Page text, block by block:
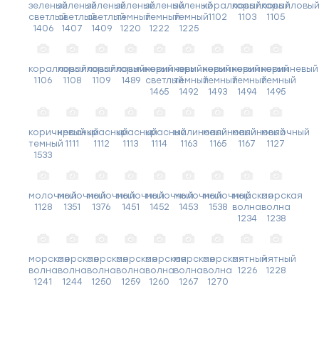
зеленый
светлый
1406
зеленый
светлый
1407
зеленый
светлый
1409
зеленый
темный
1220
зеленый
темный
1222
зеленый
темный
1225
коралловый
1102
коралловый
1103
коралловый
1105
коралловый
1106
коралловый
1108
коралловый
1109
коричневый
1489
коричневый
светлый
1465
коричневый
темный
1492
коричневый
темный
1493
коричневый
темный
1494
коричневый
темный
1495
коричневый
темный
1533
красный
1111
красный
1112
красный
1113
красный
1114
малиновый
1163
малиновый
1165
малиновый
1167
молочный
1127
молочный
1128
молочный
1351
молочный
1376
молочный
1451
молочный
1452
молочный
1453
молочный
1538
морская
волна
1234
морская
волна
1238
морская
волна
1241
морская
волна
1244
морская
волна
1250
морская
волна
1259
морская
волна
1260
морская
волна
1267
морская
волна
1270
мятный
1226
мятный
1228